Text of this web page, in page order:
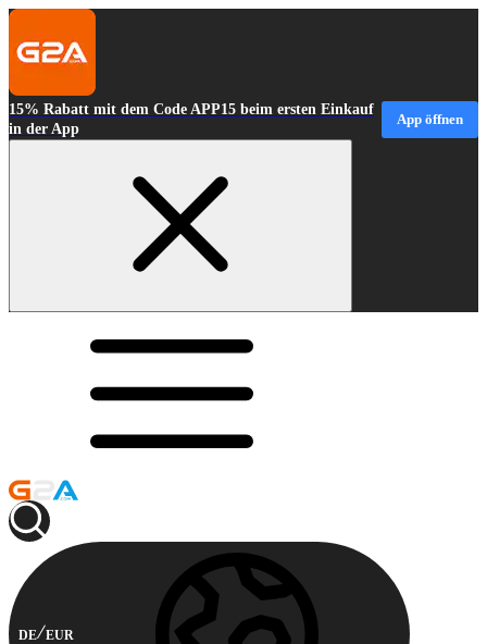
15% Rabatt mit dem Code APP15 beim ersten Einkauf
in der App
App öffnen
DE EUR